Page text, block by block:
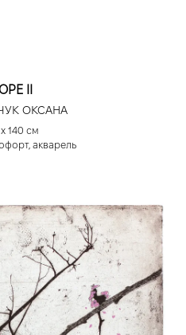
ІІ
ОКСАНА
140 см
акварель